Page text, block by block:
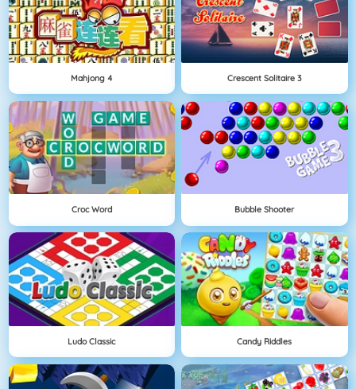
Mahjong 4 Crescent Solitaire 3
Croc Word Bubble Shooter
Ludo Classic Candy Riddles